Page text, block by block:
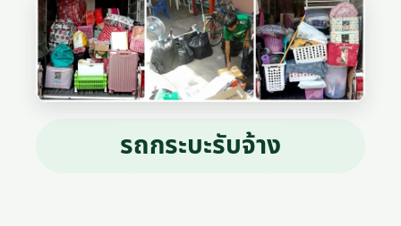
รถกระบะรับจ้าง